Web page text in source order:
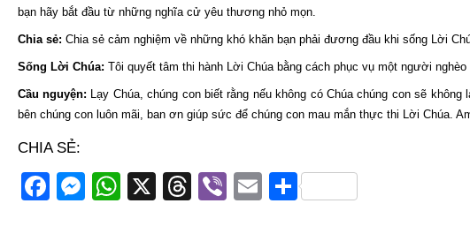
bạn hãy bắt đầu từ những nghĩa cử yêu thương nhỏ mọn.
Chia sẻ: Chia sẻ cảm nghiệm về những khó khăn bạn phải đương đầu khi sống Lời
Sống Lời Chúa: Tôi quyết tâm thi hành Lời Chúa bằng cách phục vụ một người
Cầu nguyện: Lạy Chúa, chúng con biết rằng nếu không có Chúa chúng con sẽ
bên chúng con luôn mãi, ban ơn giúp sức để chúng con mau mắn thực thi Lời Chúa.
CHIA SẺ:
F
M
W
X
T
Vi
E S